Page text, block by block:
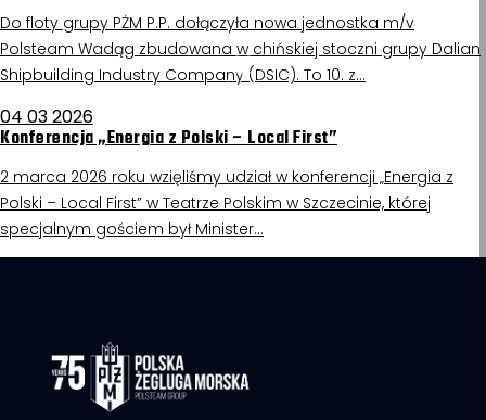
Do floty grupy PŻM P.P. dołączyła nowa jednostka m/v
Polsteam Wadąg zbudowana w chińskiej stoczni grupy Dalian
Shipbuilding Industry Company (DSIC). To 10. z…
04 03 2026
Konferencja „Energia z Polski – Local First”
2 marca 2026 roku wzięliśmy udział w konferencji „Energia z
Polski – Local First” w Teatrze Polskim w Szczecinie, której
specjalnym gościem był Minister…